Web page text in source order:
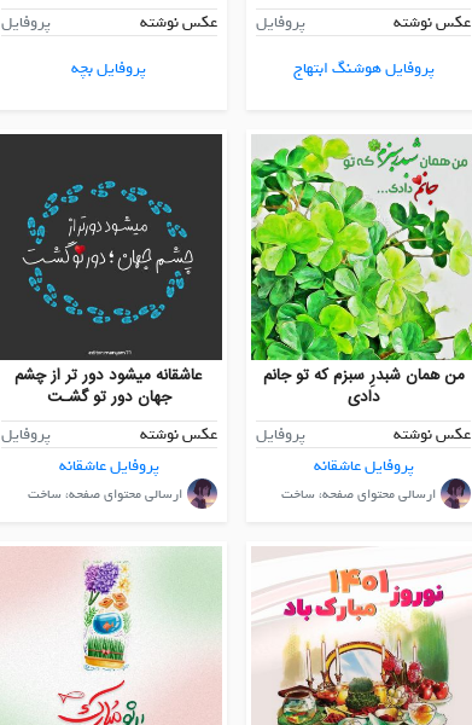
عکس نوشته
پروفایل
پروفایل هوشنگ ابتهاج
عکس نوشته
پروفایل
پروفایل بچه
من همان شبدرِ سبزم که تو جانم
دادی
عکس نوشته
پروفایل
پروفایل عاشقانه
ارسالی محتوای صفحه، ساخت
عاشقانه میشود دور تر از چشم
جهان دور تو گشـت
عکس نوشته
پروفایل
پروفایل عاشقانه
ارسالی محتوای صفحه، ساخت